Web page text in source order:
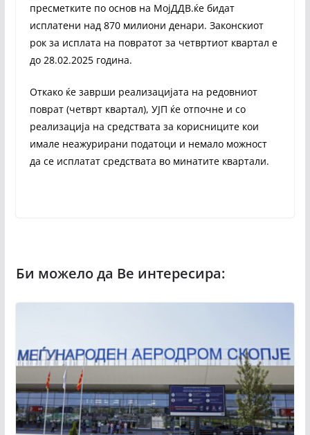
пресметките по основ на МојДДВ.ќе бидат
исплатени над 870 милиони денари. Законскиот
рок за исплата на повратот за четвртиот квартал е
до 28.02.2025 година.
Откако ќе заврши реализацијата на редовниот
поврат (четврт квартал), УЈП ќе отпочне и со
реализација на средствата за корисниците кои
имале неажурирани податоци и немало можност
да се исплатат средствата во минатите квартали.